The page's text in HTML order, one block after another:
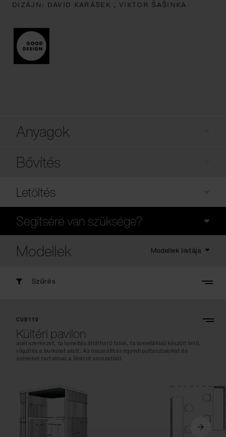
DIZÁJN: DAVID KARÁSEK , VIKTOR ŠAŠINKA
Anyagok
Bővítés
Letöltés
Segítsére van szüksége?
Modellek Modellek listája
Szűrés
CUB110
Kültéri pavilon
acél szerkezet, fa lamellás átlátható falak, fa lamellákból készült tető,
rögzítés a burkolat alatt. Az összeállítás egyedi pultasztalokat és
székeket tartalmaz a Bistrot sorozatból.